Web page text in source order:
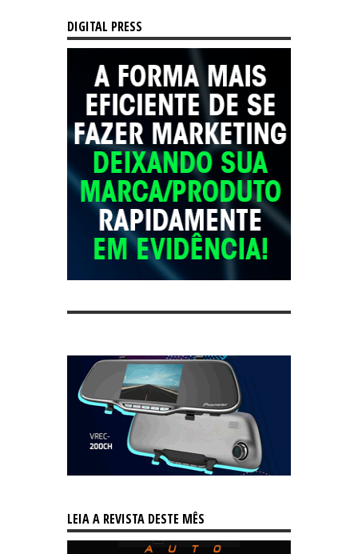
DIGITAL PRESS
LEIA A REVISTA DESTE MÊS